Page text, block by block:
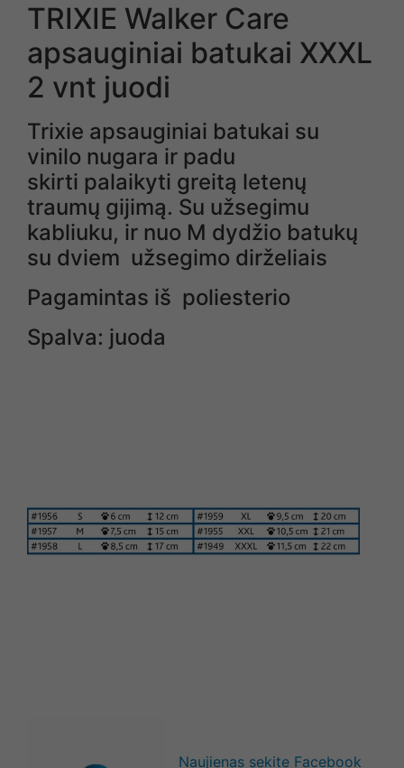
TRIXIE Walker Care
apsauginiai batukai XXXL
2 vnt juodi
Trixie apsauginiai batukai su
vinilo nugara ir padu
skirti palaikyti greitą letenų
traumų gijimą. Su užsegimu
kabliuku, ir nuo M dydžio batukų
su dviem užsegimo dirželiais
Pagamintas iš poliesterio
Spalva: juoda
Naujienas sekite Facebook